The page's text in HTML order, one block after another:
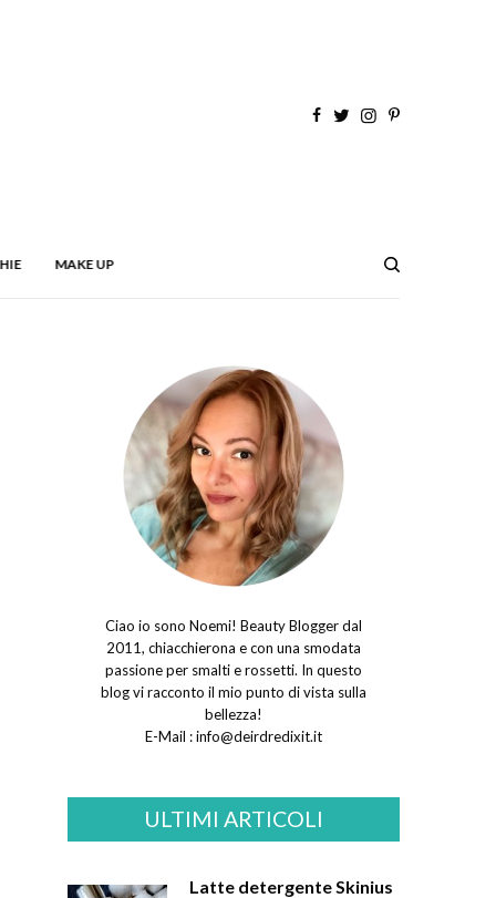
MAKE UP
Ciao io sono Noemi! Beauty Blogger dal
2011, chiacchierona e con una smodata
passione per smalti e rossetti. In questo
blog vi racconto il mio punto di vista sulla
bellezza!
E-Mail :info@deirdredixit.it
ULTIMI ARTICOLI
Latte detergente Skinius